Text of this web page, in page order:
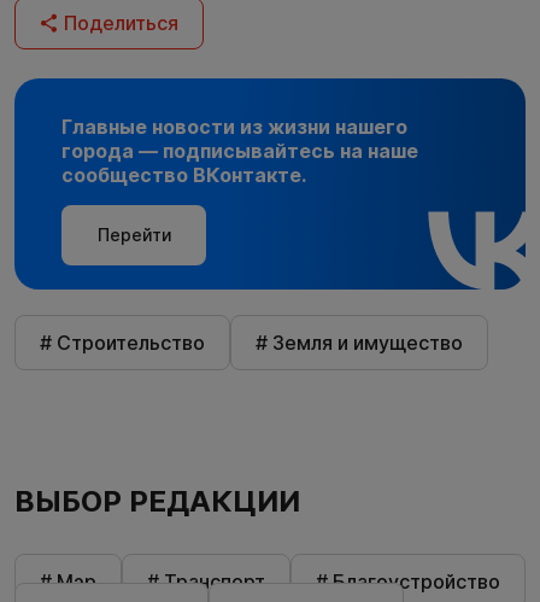
Поделиться
Главные новости из жизни нашего
города — подписывайтесь на наше
сообщество ВКонтакте.
Перейти
# Строительство # Земля и имущество
ВЫБОР РЕДАКЦИИ
# Мэр # Транспорт
# Благоустройство